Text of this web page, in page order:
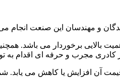
و مهندسان این صنعت
بالایی برخوردار می باشد.
کادری مجرب و حرفه ای اقدام به
قیمت آن افزایش یا کاهش می